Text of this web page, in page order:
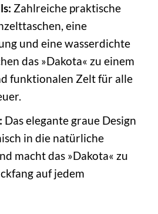
Zahlreiche praktische
eine
und eine wasserdichte
das »Dakota« zu einem
funktionalen Zelt für alle
Das elegante graue Design
in die natürliche
macht das »Dakota« zu
auf jedem